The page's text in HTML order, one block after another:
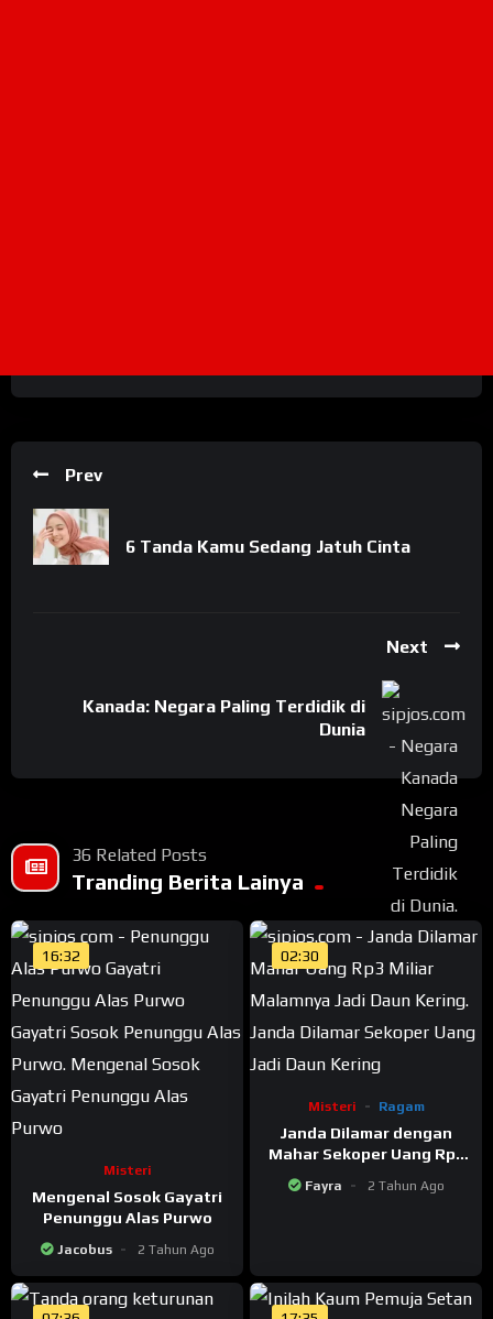
Prev
6 Tanda Kamu Sedang Jatuh Cinta
Next
Kanada: Negara Paling Terdidik di
Dunia
36 Related Posts
Tranding Berita Lainya
16:32
Misteri
Mengenal Sosok Gayatri
Penunggu Alas Purwo
Jacobus 2 Tahun Ago
02:30
Misteri Ragam
Janda Dilamar dengan
Mahar Sekoper Uang Rp3
Miliar, Malamnya Jadi
Daun Kering
Fayra 2 Tahun Ago